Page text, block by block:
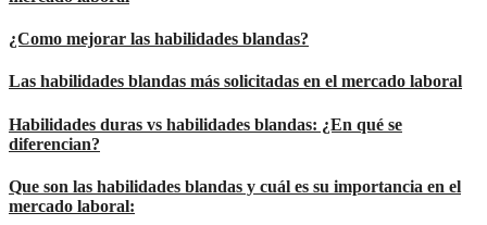
¿Como mejorar las habilidades blandas?
Las habilidades blandas más solicitadas en el mercado laboral
Habilidades duras vs habilidades blandas: ¿En qué se
diferencian?
Que son las habilidades blandas y cuál es su importancia en el
mercado laboral: